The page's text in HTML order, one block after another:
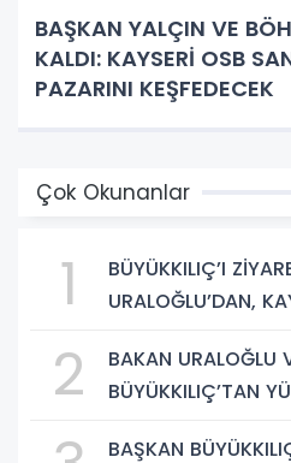
BAŞKAN YALÇIN VE
KALDI: KAYSERİ OSB
PAZARINI KEŞFEDECEK
Çok Okunanlar
1
BÜYÜKKILIÇ’I
URALOĞLU’DAN,
2
BAKAN URALOĞLU
BÜYÜKKILIÇ’TAN
BAŞKAN